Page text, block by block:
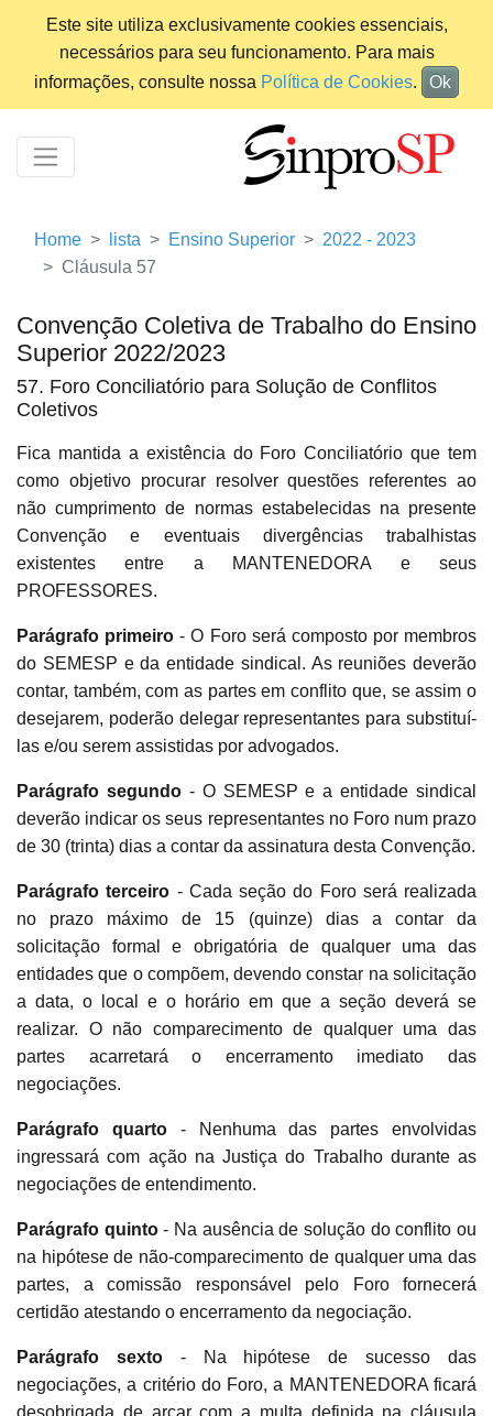
Este site utiliza exclusivamente cookies essenciais,
necessários para seu funcionamento. Para mais
informações, consulte nossa Política de Cookies. Ok
Home lista Ensino Superior
2022 - 2023
Cláusula 57
Convenção Coletiva de Trabalho do Ensino
Superior 2022/2023
57. Foro Conciliatório para Solução de Conflitos
Coletivos
Fica mantida a existência do Foro Conciliatório que tem
como objetivo procurar resolver questões referentes ao
não cumprimento de normas estabelecidas na presente
Convenção e eventuais divergências trabalhistas
existentes entre a MANTENEDORA e seus
PROFESSORES.
Parágrafo primeiro- O Foro será composto por membros
do SEMESP e da entidade sindical. As reuniões deverão
contar, também, com as partes em conflito que, se assim o
desejarem, poderão delegar representantes para substituí-
las e/ou serem assistidas por advogados.
Parágrafo segundo- O SEMESP e a entidade sindical
deverão indicar os seus representantes no Foro num prazo
de 30 (trinta) dias a contar da assinatura desta Convenção.
Parágrafo terceiro - Cada seção do Foro será realizada
no prazo máximo de 15 (quinze) dias a contar da
solicitação formal e obrigatória de qualquer uma das
entidades que o compõem, devendo constar na solicitação
a data, o local e o horário em que a seção deverá se
realizar. O não comparecimento de qualquer uma das
partes acarretará o encerramento imediato das
negociações.
Parágrafo quarto- Nenhuma das partes envolvidas
ingressará com ação na Justiça do Trabalho durante as
negociações de entendimento.
Parágrafo quinto- Na ausência de solução do conflito ou
na hipótese de não-comparecimento de qualquer uma das
partes, a comissão responsável pelo Foro fornecerá
certidão atestando o encerramento da negociação.
Parágrafo sexto - Na hipótese de sucesso das
negociações, a critério do Foro, a MANTENEDORA ficará